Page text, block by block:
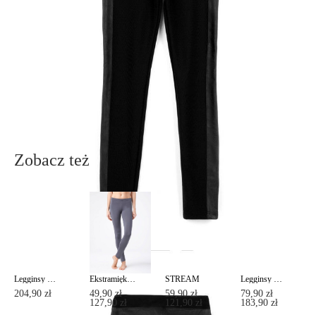
Ten produkt nie ma pytań Możesz zadać pytanie, klikając przycisk
Zobacz też
Legginsy modelujące z lampasami URBAN
204,90 zł
Ekstramiękkie legginsy z efektem termicznym STREET PLUSH
49,90 zł
127,90 zł
STREAM
59,90 zł
121,90 zł
Legginsy modelujące z eko skóry STORY
79,90 zł
183,90 zł